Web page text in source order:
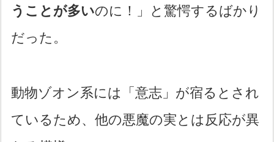
うことが多いのに！」と驚愕するばかり
だった。
動物ゾオン系には「意志」が宿るとされ
ているため、他の悪魔の実とは反応が異